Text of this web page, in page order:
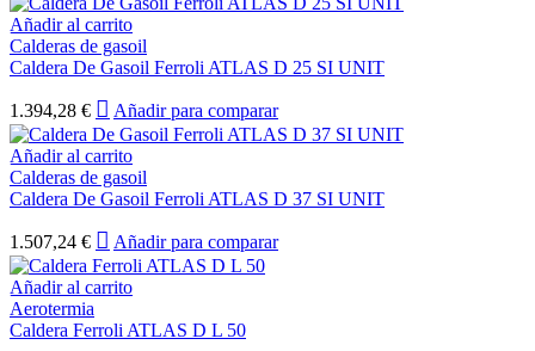
Añadir al carrito
Calderas de gasoil
Caldera De Gasoil Ferroli ATLAS D 25 SI UNIT
1.394,28 € Añadir para comparar
Añadir al carrito
Calderas de gasoil
Caldera De Gasoil Ferroli ATLAS D 37 SI UNIT
1.507,24 € Añadir para comparar
Añadir al carrito
Aerotermia
Caldera Ferroli ATLAS D L 50